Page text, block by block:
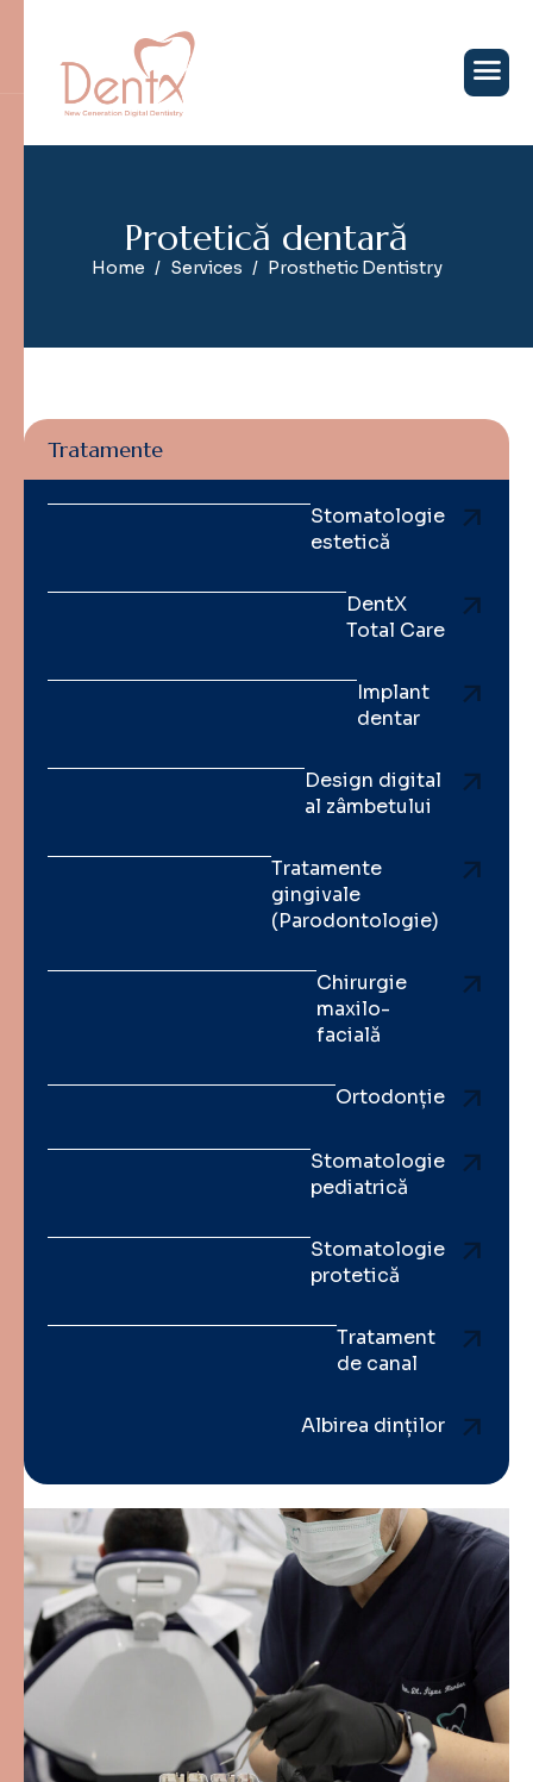
Protetică dentară
Home Services Prosthetic Dentistry
Tratamente
Stomatologie
estetică
DentX
Total Care
Implant
dentar
Design digital
al zâmbetului
Tratamente
gingivale
(Parodontologie)
Chirurgie
maxilo-
facială
Ortodonție
Stomatologie
pediatrică
Stomatologie
protetică
Tratament
de canal
Albirea dinților